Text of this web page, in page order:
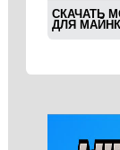
СКАЧАТЬ
ДЛЯ